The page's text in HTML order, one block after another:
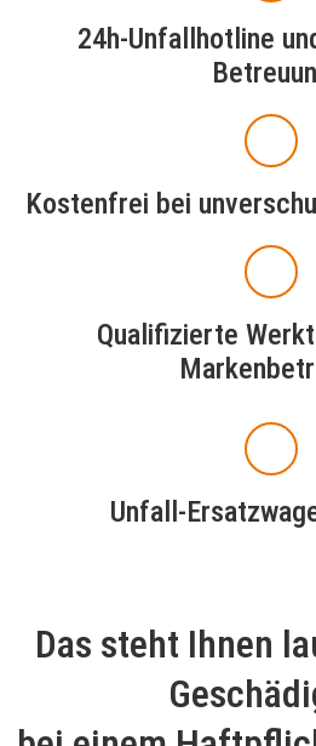
24h-Unfallhotline
Kostenfrei bei
Qualifizierte
Unfall-
Das steht Ihnen